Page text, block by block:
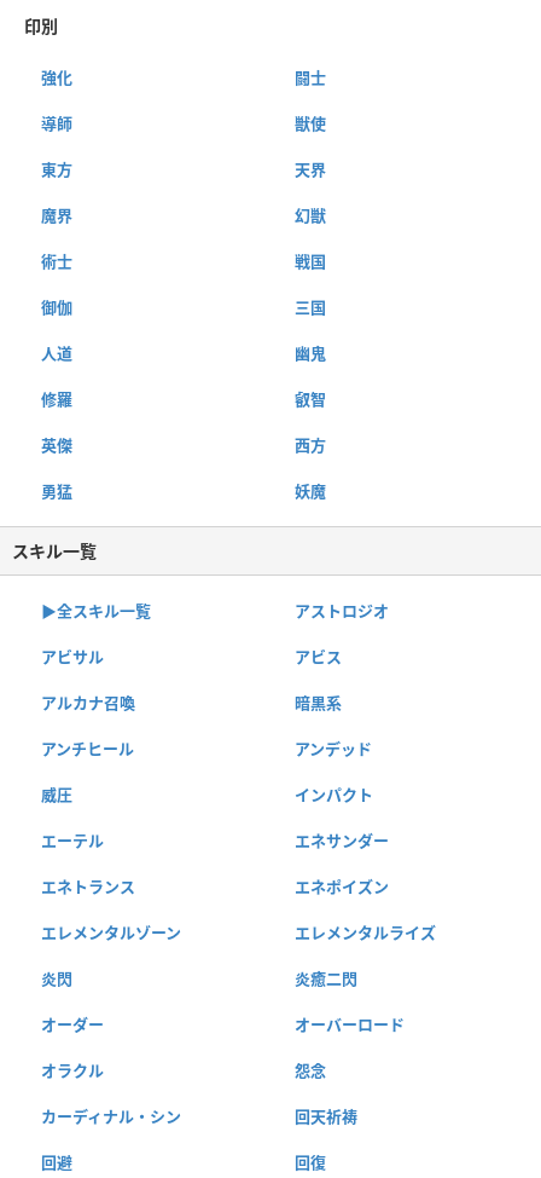
印別
強化 闘士
導師 獣使
東方 天界
魔界 幻獣
術士 戦国
御伽 三国
人道 幽鬼
修羅 叡智
英傑 西方
勇猛 妖魔
スキル一覧
▶︎全スキル一覧 アストロジオ
アビサル アビス
アルカナ召喚 暗黒系
アンチヒール アンデッド
威圧 インパクト
エーテル エネサンダー
エネトランス エネポイズン
エレメンタルゾーン エレメンタルライズ
炎閃 炎癒二閃
オーダー オーバーロード
オラクル 怨念
カーディナル・シン 回天祈祷
回避 回復